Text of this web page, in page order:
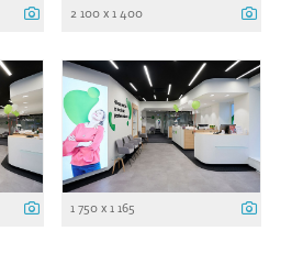
2 100 x 1 400
1 750 x 1 165